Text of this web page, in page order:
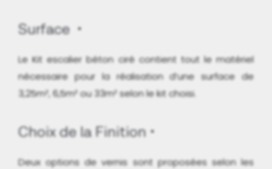
Surface
Le Kit escalier béton ciré contient tout le matériel
nécessaire pour la réalisation d’une surface de
3,25m², 6,5m² ou 33m² selon le kit choisi.
Choix de la Finition
Deux options de vernis sont proposées selon les